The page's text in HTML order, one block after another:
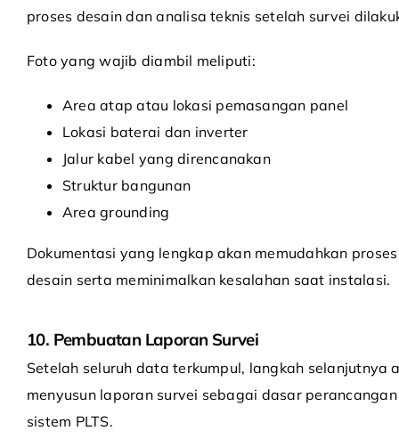
proses desain dan analisa teknis setelah survei
Foto yang wajib diambil meliputi:
Area atap atau lokasi pemasangan panel
Lokasi baterai dan inverter
Jalur kabel yang direncanakan
Struktur bangunan
Area grounding
Dokumentasi yang lengkap akan memudahkan proses
desain serta meminimalkan kesalahan saat instalasi.
10. Pembuatan Laporan Survei
Setelah seluruh data terkumpul, langkah selanjutnya
menyusun laporan survei sebagai dasar perancangan
sistem PLTS.